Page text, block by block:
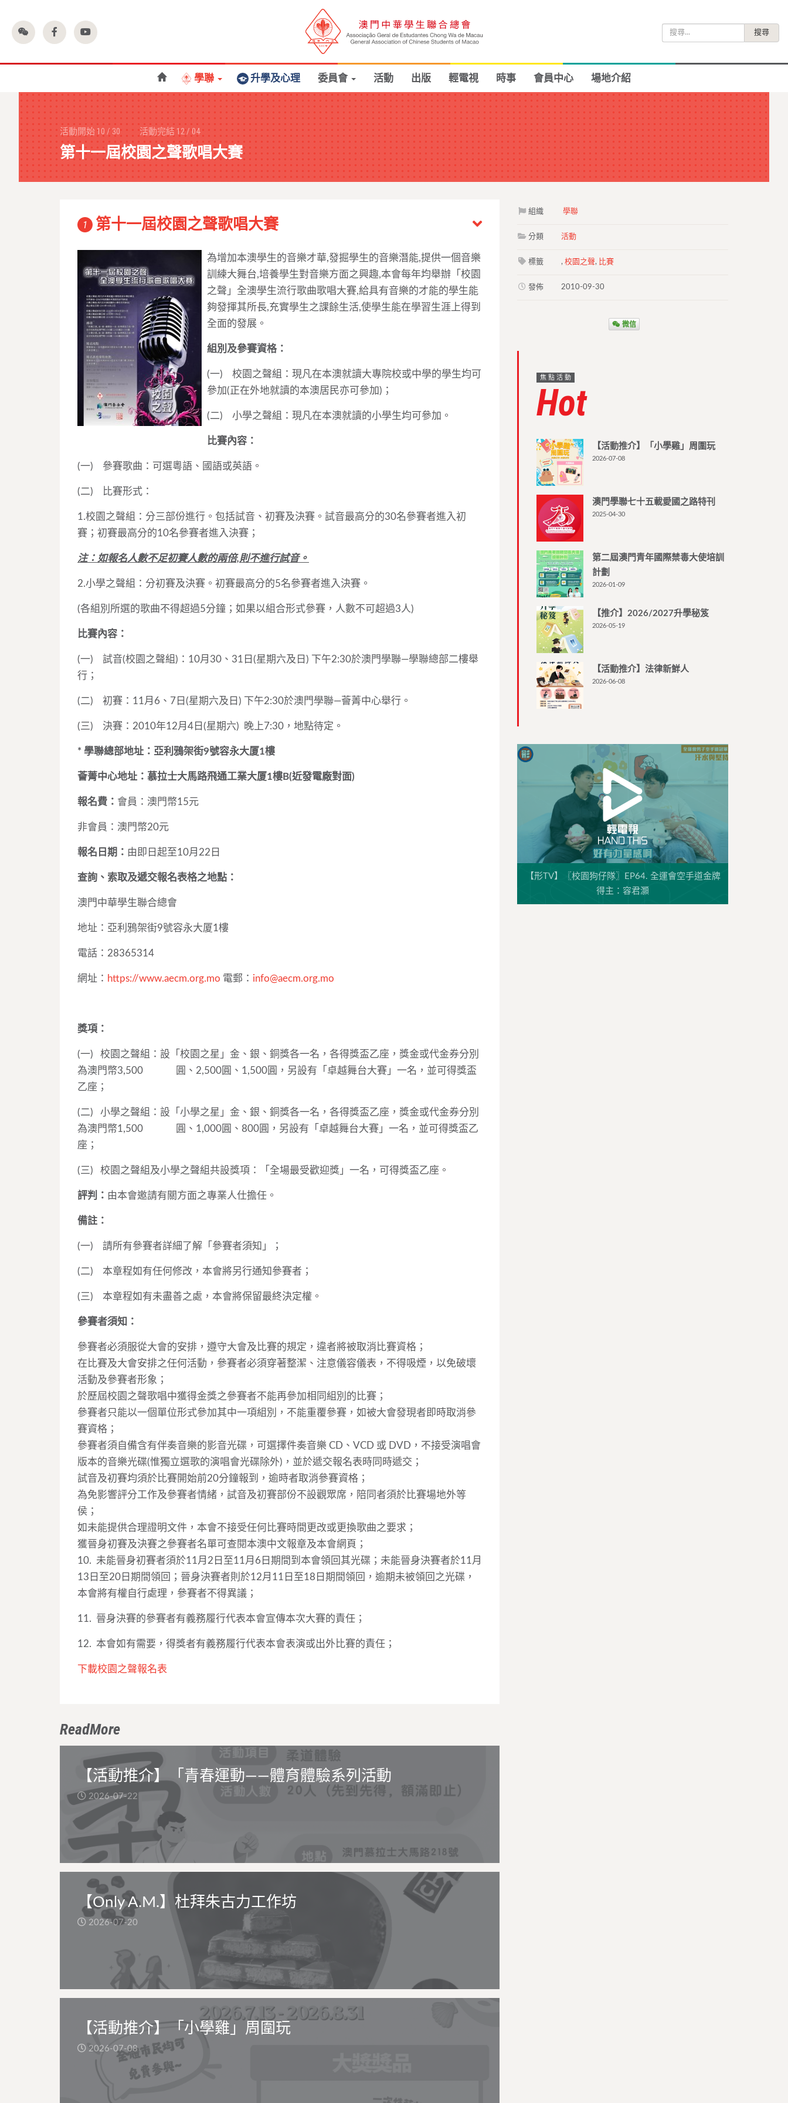
尋
學聯 升學及心理 委員會 活動 出版 輕電視 時事 會員中心 場地介紹
活動開始10/30 活動完結 12/04
第十一屆校園之聲歌唱大賽
1 第十一屆校園之聲歌唱大賽
為增加本澳學生的音樂才華,發掘學生的音樂潛能,提供一個音樂
訓練大舞台,培養學生對音樂方面之興趣,本會每年均舉辦「校園
之聲」全澳學生流行歌曲歌唱大賽,給具有音樂的才能的學生能
夠發揮其所長,充實學生之課餘生活,使學生能在學習生涯上得到
全面的發展。
組別及參賽資格：
(一) 校園之聲組：現凡在本澳就讀大專院校或中學的學生均可
參加(正在外地就讀的本澳居民亦可參加)；
(二) 小學之聲組：現凡在本澳就讀的小學生均可參加。
比賽內容：
(一) 參賽歌曲：可選粵語、國語或英語。
(二) 比賽形式：
1.校園之聲組：分三部份進行。包括試音、初賽及決賽。試音最高分的30名參賽者進入初
賽；初賽最高分的10名參賽者進入決賽；
注：如報名人數不足初賽人數的兩倍,則不進行試音。
2.小學之聲組：分初賽及決賽。初賽最高分的5名參賽者進入決賽。
(各組別所選的歌曲不得超過5分鐘；如果以組合形式參賽，人數不可超過3人)
比賽內容：
(一) 試音(校園之聲組)：10月30、31日(星期六及日) 下午2:30於澳門學聯—學聯總部二樓舉
行；
(二) 初賽：11月6、7日(星期六及日) 下午2:30於澳門學聯—薈菁中心舉行。
(三) 決賽：2010年12月4日(星期六) 晚上7:30，地點待定。
* 學聯總部地址：亞利鴉架街9號容永大厦1樓
薈菁中心地址：慕拉士大馬路飛通工業大厦1樓B(近發電廠對面)
報名費： 會員：澳門幣15元
非會員：澳門幣20元
報名日期： 由即日起至10月22日
查詢、索取及遞交報名表格之地點：
澳門中華學生聯合總會
地址：亞利鴉架街9號容永大厦1樓
電話：28365314
網址： https://www.aecm.org.mo 電郵： info@aecm.org.mo
獎項：
(一) 校園之聲組：設「校園之星」金、銀、銅獎各一名，各得獎盃乙座，獎金或代金券分別
為澳門幣3,500 圓、2,500圓、1,500圓，另設有「卓越舞台大賽」一名，並可得獎盃
乙座；
(二) 小學之聲組：設「小學之星」金、銀、銅獎各一名，各得獎盃乙座，獎金或代金券分別
為澳門幣1,500 圓、1,000圓、800圓，另設有「卓越舞台大賽」一名，並可得獎盃乙
座；
(三) 校園之聲組及小學之聲組共設獎項：「全場最受歡迎獎」一名，可得獎盃乙座。
評判： 由本會邀請有關方面之專業人仕擔任。
備註：
(一) 請所有參賽者詳細了解「參賽者須知」；
(二) 本章程如有任何修改，本會將另行通知參賽者；
(三) 本章程如有未盡善之處，本會將保留最終決定權。
參賽者須知：
參賽者必須服從大會的安排，遵守大會及比賽的規定，違者將被取消比賽資格；
在比賽及大會安排之任何活動，參賽者必須穿著整潔、注意儀容儀表，不得吸煙，以免破壞
活動及參賽者形象；
於歷屆校園之聲歌唱中獲得金獎之參賽者不能再參加相同組別的比賽；
參賽者只能以一個單位形式參加其中一項組別，不能重覆參賽，如被大會發現者即時取消參
賽資格；
參賽者須自備含有伴奏音樂的影音光碟，可選擇件奏音樂 CD、VCD 或 DVD，不接受演唱會
版本的音樂光碟(惟獨立選歌的演唱會光碟除外)，並於遞交報名表時同時遞交；
試音及初賽均須於比賽開始前20分鐘報到，逾時者取消參賽資格；
為免影響評分工作及參賽者情緒，試音及初賽部份不設觀眾席，陪同者須於比賽場地外等
侯；
如未能提供合理證明文件，本會不接受任何比賽時間更改或更換歌曲之要求；
獲晉身初賽及決賽之參賽者名單可查閱本澳中文報章及本會網頁；
10. 未能晉身初賽者須於11月2日至11月6日期間到本會領回其光碟；未能晉身決賽者於11月
13日至20日期間領回；晉身決賽者則於12月11日至18日期間領回，逾期未被領回之光碟，
本會將有權自行處理，參賽者不得異議；
11. 晉身決賽的參賽者有義務履行代表本會宣傳本次大賽的責任；
12. 本會如有需要，得獎者有義務履行代表本會表演或出外比賽的責任；
下載校園之聲報名表
ReadMore
【活動推介】「青春運動——體育體驗系列活動
2026-07-22
【Only A.M.】杜拜朱古力工作坊
2026-07-20
【活動推介】「小學雞」周圍玩
2026-07-08
組織 學聯
分類 活動
標籤 ,校園之聲, 比賽
發佈 2010-09-30
微信
焦點活動
Hot
【活動推介】「小學雞」周圍玩
2026-07-08
澳門學聯七十五載愛國之路特刊
2025-04-30
第二屆澳門青年國際禁毒大使培訓
計劃
2026-01-09
【推介】2026/2027升學秘笈
2026-05-19
【活動推介】法律新鮮人
2026-06-08
【形TV】〖校園狗仔隊〗EP64. 全運會空手道金牌
得主：容君灝